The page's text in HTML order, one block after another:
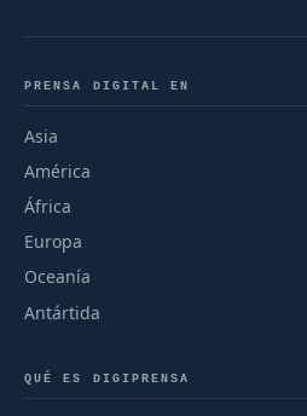
PRENSA DIGITAL EN
Asia
América
África
Europa
Oceanía
Antártida
QUÉ ES DIGIPRENSA